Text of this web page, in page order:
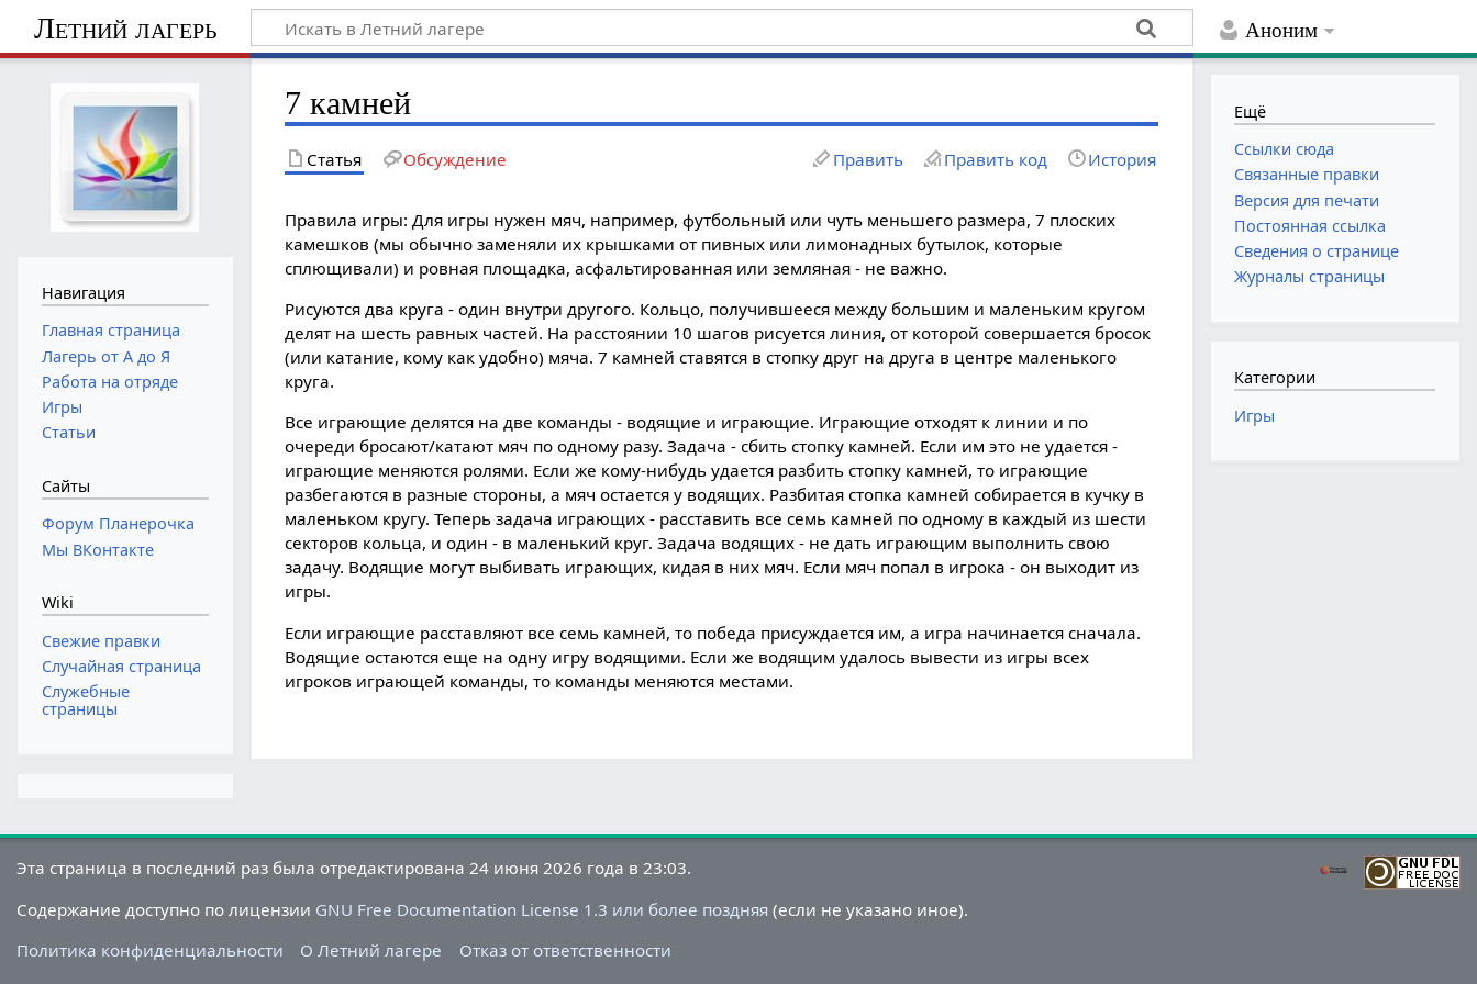
Аноним
Летний лагерь
7 камней
Статья Обсуждение Править Править код История
Правила игры: Для игры нужен мяч, например, футбольный или чуть меньшего размера, 7 плоских
камешков (мы обычно заменяли их крышками от пивных или лимонадных бутылок, которые
сплющивали) и ровная площадка, асфальтированная или земляная - не важно.
Рисуются два круга - один внутри другого. Кольцо, получившееся между большим и маленьким кругом
делят на шесть равных частей. На расстоянии 10 шагов рисуется линия, от которой совершается бросок
(или катание, кому как удобно) мяча. 7 камней ставятся в стопку друг на друга в центре маленького
круга.
Все играющие делятся на две команды - водящие и играющие. Играющие отходят к линии и по
очереди бросают/катают мяч по одному разу. Задача - сбить стопку камней. Если им это не удается -
играющие меняются ролями. Если же кому-нибудь удается разбить стопку камней, то играющие
разбегаются в разные стороны, а мяч остается у водящих. Разбитая стопка камней собирается в кучку в
маленьком кругу. Теперь задача играющих - расставить все семь камней по одному в каждый из шести
секторов кольца, и один - в маленький круг. Задача водящих - не дать играющим выполнить свою
задачу. Водящие могут выбивать играющих, кидая в них мяч. Если мяч попал в игрока - он выходит из
игры.
Если играющие расставляют все семь камней, то победа присуждается им, а игра начинается сначала.
Водящие остаются еще на одну игру водящими. Если же водящим удалось вывести из игры всех
игроков играющей команды, то команды меняются местами.
Навигация
Главная страница
Лагерь от А до Я
Работа на отряде
Игры
Статьи
Сайты
Форум Планерочка
Мы ВКонтакте
Wiki
Свежие правки
Случайная страница
Служебные
страницы
Ещё
Ссылки сюда
Связанные правки
Версия для печати
Постоянная ссылка
Сведения о странице
Журналы страницы
Категории
Игры
Эта страница в последний раз была отредактирована 24 июня 2026 года в 23:03.
Содержание доступно по лицензии GNU Free Documentation License 1.3 или более поздняя (если не указано иное).
Политика конфиденциальности
О Летний лагере Отказ от ответственности